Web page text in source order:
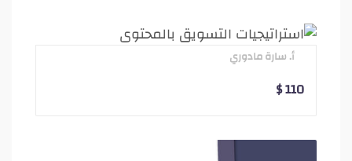
أ. سارة مادوري
$110